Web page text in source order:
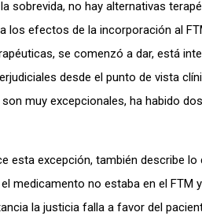
sobrevida, no hay alternativas
efectos de la incorporación al
se comenzó a dar, está
desde el punto de vista
muy excepcionales, ha habido
esta excepción, también describe
medicamento no estaba en el FTM
la justicia falla a favor del